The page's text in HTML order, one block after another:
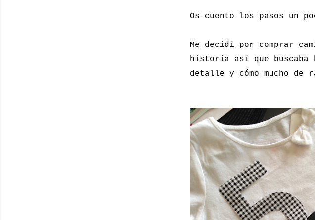
Os cuento los pasos un
Me decidí por comprar
historia así que buscaba
detalle y cómo mucho de